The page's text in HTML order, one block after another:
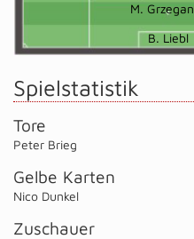
M.
B. Liebl
Spielstatistik
Tore
Peter Brieg
Gelbe Karten
Nico Dunkel
Zuschauer